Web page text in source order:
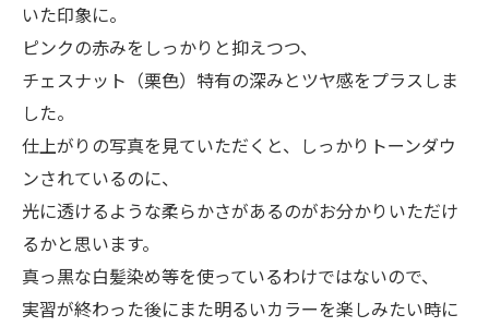
いた印象に。
ピンクの赤みをしっかりと抑えつつ、
チェスナット（栗色）特有の深みとツヤ感をプラスしま
した。
仕上がりの写真を見ていただくと、しっかりトーンダウ
ンされているのに、
光に透けるような柔らかさがあるのがお分かりいただけ
るかと思います。
真っ黒な白髪染め等を使っているわけではないので、
実習が終わった後にまた明るいカラーを楽しみたい時に